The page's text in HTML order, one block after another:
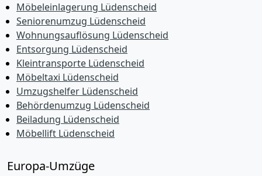
Möbeleinlagerung Lüdenscheid
Seniorenumzug Lüdenscheid
Wohnungsauflösung Lüdenscheid
Entsorgung Lüdenscheid
Kleintransporte Lüdenscheid
Möbeltaxi Lüdenscheid
Umzugshelfer Lüdenscheid
Behördenumzug Lüdenscheid
Beiladung Lüdenscheid
Möbellift Lüdenscheid
Europa-Umzüge